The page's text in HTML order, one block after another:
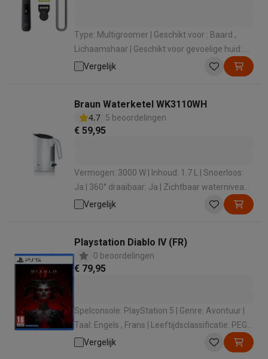
Type: Multigroomer | Geschikt voor : Baard ,
Lichaamshaar | Geschikt voor gevoelige huid: Ja
| Aantal lengte-instellingen : 14 | Aantal
Vergelijk
Braun Waterketel WK3110WH
4.7 5 beoordelingen
€ 59,95
Vermogen: 3000 W | Inhoud: 1.7 L | Snoerloos:
Ja | 360° draaibaar: Ja | Zichtbaar waterniveau:
JaVergelijk
Playstation Diablo IV (FR)
0 beoordelingen
€ 79,95
Spelconsole: PlayStation 5 | Genre: Avontuur |
Taal: Engels , Frans | Leeftijdsclassificatie: PEGI
18 | Release jaar: 2023
Vergelijk